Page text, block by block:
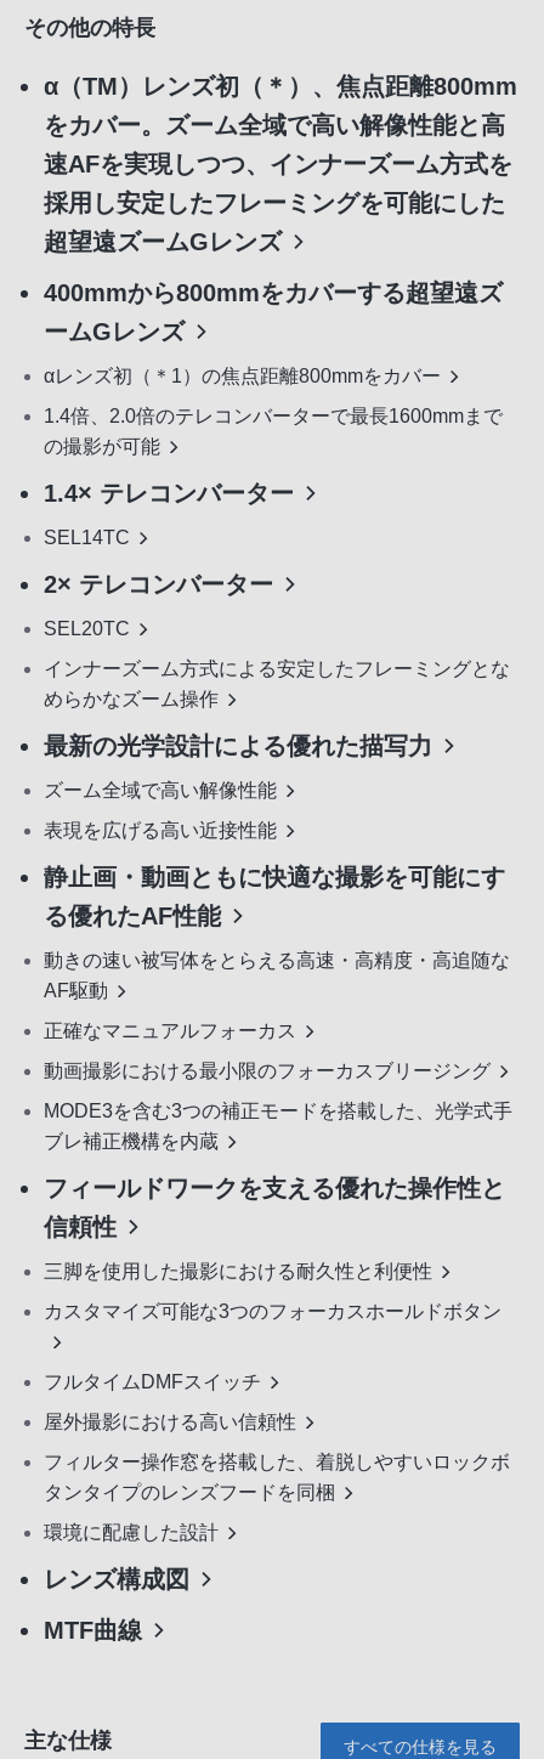
その他の特長
α（TM）レンズ初（＊）、焦点距離800mm
をカバー。ズーム全域で高い解像性能と高
速AFを実現しつつ、インナーズーム方式を
採用し安定したフレーミングを可能にした
超望遠ズームGレンズ
400mmから800mmをカバーする超望遠ズ
ームGレンズ
αレンズ初（＊1）の焦点距離800mmをカバー
1.4倍、2.0倍のテレコンバーターで最長1600mmまで
の撮影が可能
1.4× テレコンバーター
SEL14TC
2× テレコンバーター
SEL20TC
インナーズーム方式による安定したフレーミングとな
めらかなズーム操作
最新の光学設計による優れた描写力
ズーム全域で高い解像性能
表現を広げる高い近接性能
静止画・動画ともに快適な撮影を可能にす
る優れたAF性能
動きの速い被写体をとらえる高速・高精度・高追随な
AF駆動
正確なマニュアルフォーカス
動画撮影における最小限のフォーカスブリージング
MODE3を含む3つの補正モードを搭載した、光学式手
ブレ補正機構を内蔵
フィールドワークを支える優れた操作性と
信頼性
三脚を使用した撮影における耐久性と利便性
カスタマイズ可能な3つのフォーカスホールドボタン
フルタイムDMFスイッチ
屋外撮影における高い信頼性
フィルター操作窓を搭載した、着脱しやすいロックボ
タンタイプのレンズフードを同梱
環境に配慮した設計
レンズ構成図
MTF曲線
主な仕様 すべての仕様を見る